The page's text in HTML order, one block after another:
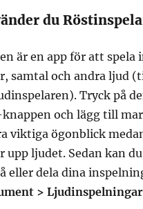
du
är en app för att spela
samtal och andra ljud
Tryck på
och lägg till
viktiga ögonblick
upp ljudet. Sedan kan
eller dela dina
>